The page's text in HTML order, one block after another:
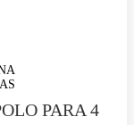
PARA 4